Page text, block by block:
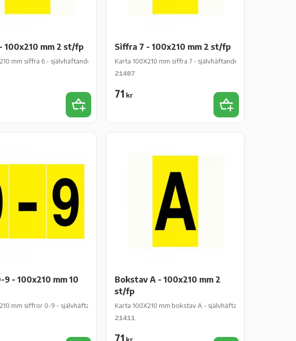
100x210 mm 2 st/fp
mm siffra 6 - självhäftande gul vinyl - 2 st/fp
Lägg till i favoriter
Siffra 7 - 100x210 mm 2 st/fp
Karta 100X210 mm siffra 7 - självhäftande gul vinyl - 2 st/fp
21407
71 kr
Lägg till i favoriter
- 100x210 mm 10
mm siffror 0-9 - självhäftande gul vinyl - 10 st/fp
Bokstav A - 100x210 mm 2
st/fp
Karta 100X210 mm bokstav A - självhäftande gul vinyl - 2 st/
21411
71